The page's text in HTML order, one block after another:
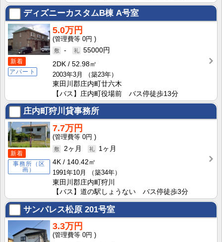
ディズニーカスタムB棟 A号室
新着
アパート
5.0万円
0円
-
55000円
2DK
52.98㎡
2003年3月
（築23年）
東田川郡庄内町廿六木
【バス】庄内町役場前 バス停徒歩13分
庄内町狩川貸事務所
新着
事務所（区
画）
7.7万円
0円
2ヶ月
1ヶ月
4K
140.42㎡
1991年10月
（築34年）
東田川郡庄内町狩川
【バス】道の駅しょうない バス停徒歩3分
サンパレス松原 201号室
3.3万円
0円